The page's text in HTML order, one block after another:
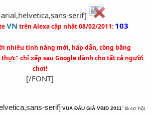
serif]
VN trên Alexa cập nhật 08/02/2011: 103
nhiều tính năng mới, hấp dẫn, công bằng
chỉ xếp sau Google dành cho tất cả người
chơi!
[/FONT]​
serif]“VUA ĐẤU GIÁ VBID 2011” là cơ hội